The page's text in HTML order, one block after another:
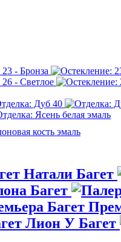
Натали Багет
Багет
Лион У Багет